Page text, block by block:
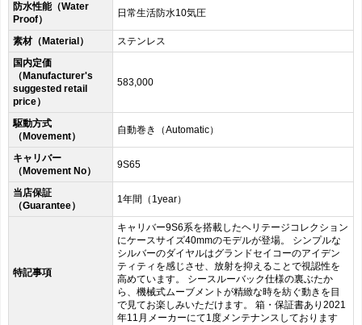
防水性能（Water
Proof）
日常生活防水10気圧
素材（Material）
ステンレス
国内定価
（Manufacturer's
suggested retail
price）
583,000
駆動方式
（Movement）
自動巻き（Automatic）
キャリバー
（Movement No）
9S65
当店保証
（Guarantee）
1年間（1year）
特記事項
キャリバー9S6系を搭載したヘリテージコレクション
にケースサイズ40mmのモデルが登場。 シンプルな
シルバーのダイヤルはグランドセイコーのアイデン
ティティを感じさせ、放射を抑えることで視認性を
高めています。 シースルーバック仕様の裏ぶたか
ら、機械式ムーブメントが精緻な時を紡ぐ動きを目
で見てお楽しみいただけます。 箱・保証書あり2021
年11月メーカーにて1度メンテナンスしております